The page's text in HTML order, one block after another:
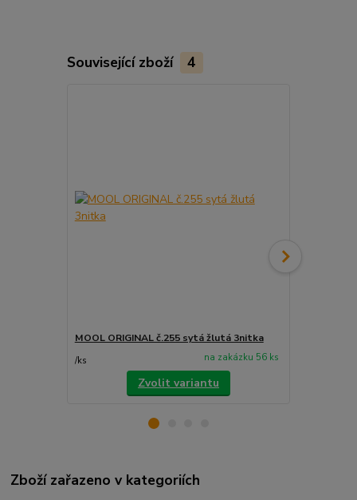
Související zboží 4
MOOL ORIGINAL č.255 sytá žlutá 3nitka
/ks na zakázku 56 ks
Zvolit variantu
Zboží zařazeno v kategoriích